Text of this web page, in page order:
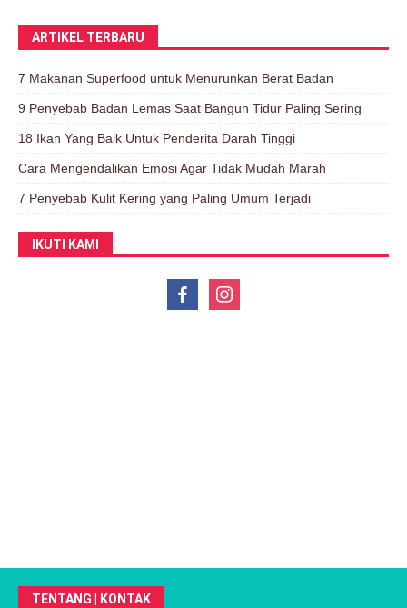
ARTIKEL TERBARU
7 Makanan Superfood untuk Menurunkan Berat Badan
9 Penyebab Badan Lemas Saat Bangun Tidur Paling Sering
18 Ikan Yang Baik Untuk Penderita Darah Tinggi
Cara Mengendalikan Emosi Agar Tidak Mudah Marah
7 Penyebab Kulit Kering yang Paling Umum Terjadi
IKUTI KAMI
TENTANG | KONTAK